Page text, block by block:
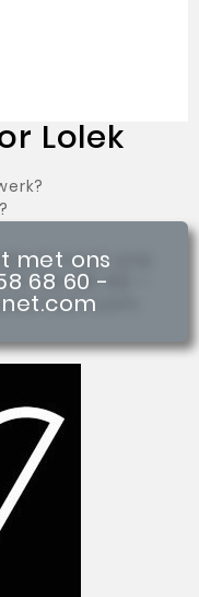
Lolek
met ons
68 60 -